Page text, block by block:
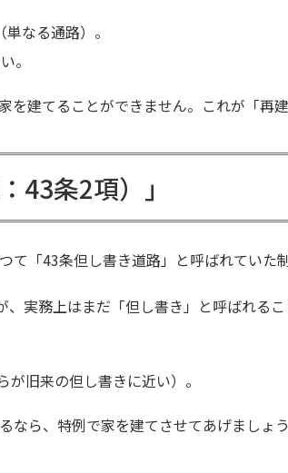
なる通路）。
。
建てることができません。これが「再建
43条2項）」
「43条但し書き道路」と呼ばれていた制
実務上はまだ「但し書き」と呼ばれるこ
旧来の但し書きに近い）。
ら、特例で家を建てさせてあげましょう